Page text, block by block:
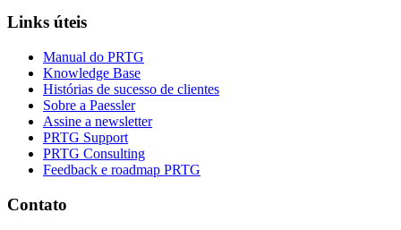
Links úteis
Manual do PRTG
Knowledge Base
Histórias de sucesso de clientes
Sobre a Paessler
Assine a newsletter
PRTG Support
PRTG Consulting
Feedback e roadmap PRTG
Contato